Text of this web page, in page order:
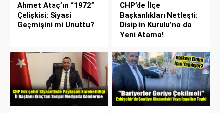
Ahmet Ataç’ın “1972”
Çelişkisi: Siyasi
Geçmişini mi Unuttu?
CHP’de İlçe
Başkanlıkları Netleşti:
Disiplin Kurulu’na da
Yeni Atama!